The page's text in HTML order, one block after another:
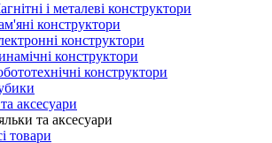
і металеві конструктори
конструктори
конструктори
конструктори
конструктори
аксесуари
та аксесуари
товари